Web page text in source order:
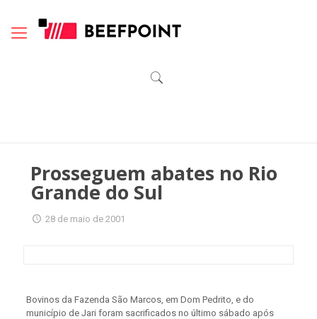
Prosseguem abates no Rio
Grande do Sul
28 de maio de 2001
Bovinos da Fazenda São Marcos, em Dom Pedrito, e do
município de Jari foram sacrificados no último sábado após